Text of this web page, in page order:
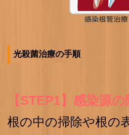
光殺菌治療の手順
【STEP1】感染源
根の中の掃除や根の